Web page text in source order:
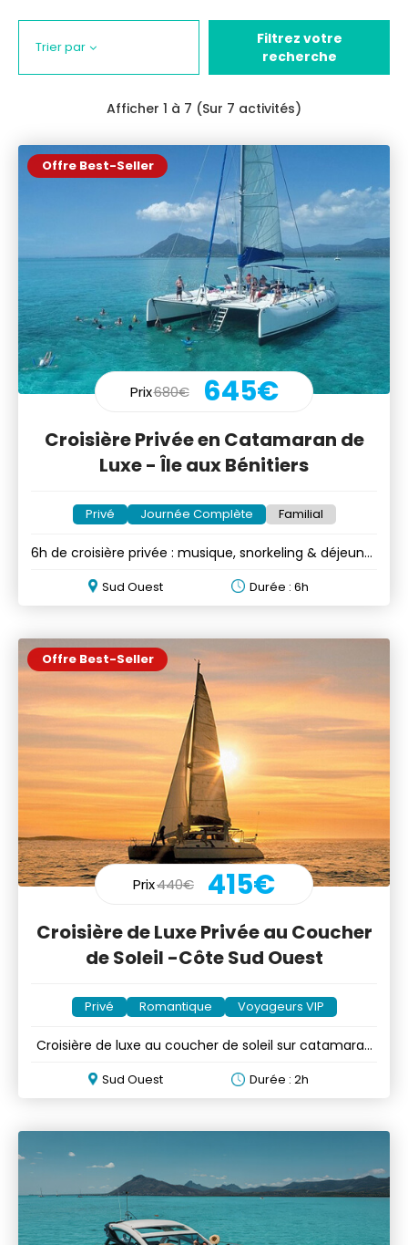
Trier par
Filtrez votre
recherche
Afficher 1 à 7 (Sur 7 activités)
Offre Best-Seller
Prix680€ 645€
Croisière Privée en Catamaran de
Luxe - Île aux Bénitiers
Privé Journée Complète Familial
6h de croisière privée : musique, snorkeling & déjeuner
Sud Ouest Durée : 6h
Offre Best-Seller
Prix440€ 415€
Croisière de Luxe Privée au Coucher
de Soleil -Côte Sud Ouest
Privé Romantique Voyageurs VIP
Croisière de luxe au coucher de soleil sur catamaran
Sud Ouest Durée : 2h